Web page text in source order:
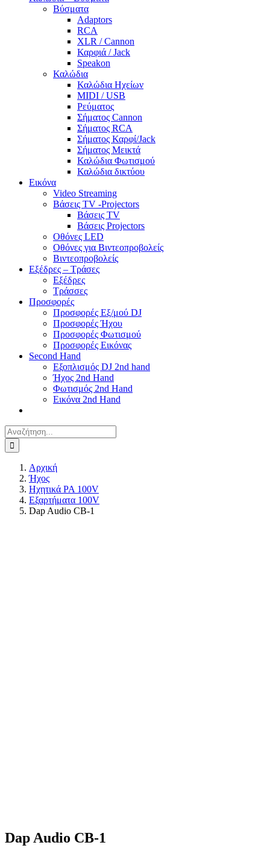
Βύσματα
Adaptors
RCA
XLR / Cannon
Καρφιά / Jack
Speakon
Καλώδια
Καλώδια Ηχείων
MIDI / USB
Ρεύματος
Σήματος Cannon
Σήματος RCA
Σήματος Καρφί/Jack
Σήματος Μεικτά
Καλώδια Φωτισμού
Καλώδια δικτύου
Εικόνα
Video Streaming
Βάσεις TV -Projectors
Βάσεις TV
Βάσεις Projectors
Οθόνες LED
Οθόνες για Βιντεοπροβολείς
Βιντεοπροβολείς
Εξέδρες – Τράσες
Εξέδρες
Τράσσες
Προσφορές
Προσφορές Εξ/μού DJ
Προσφορές Ήχου
Προσφορές Φωτισμού
Προσφορές Εικόνας
Second Hand
Εξοπλισμός DJ 2nd hand
Ήχος 2nd Hand
Φωτισμός 2nd Hand
Εικόνα 2nd Hand
Αναζήτηση
για:
Αρχική
Ήχος
Ηχητικά PA 100V
Εξαρτήματα 100V
Dap Audio CB-1
Dap Audio CB-1